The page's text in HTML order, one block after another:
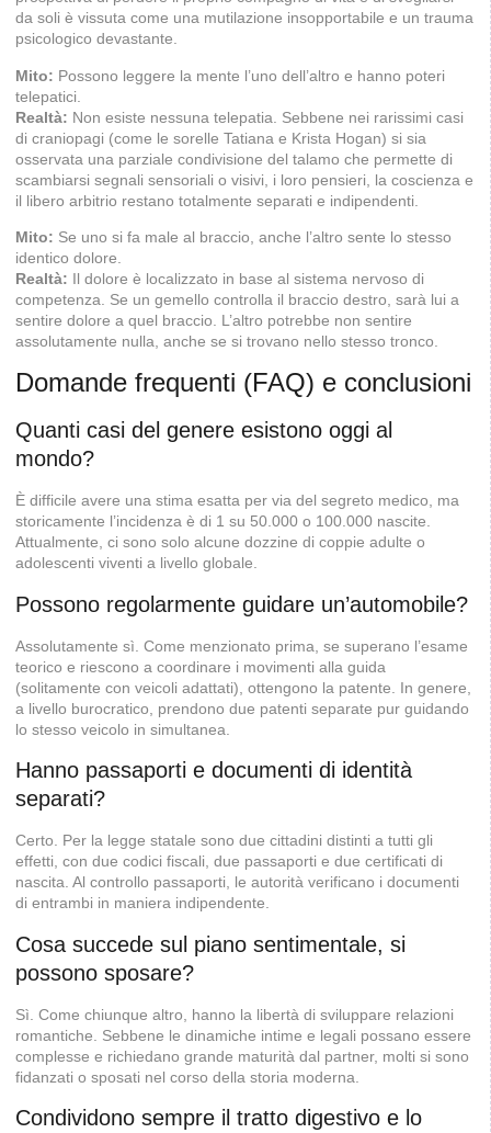
da soli è vissuta come una mutilazione insopportabile e un trauma
psicologico devastante.
Mito: Possono leggere la mente l’uno dell’altro e hanno poteri
telepatici.
Realtà: Non esiste nessuna telepatia. Sebbene nei rarissimi casi
di craniopagi (come le sorelle Tatiana e Krista Hogan) si sia
osservata una parziale condivisione del talamo che permette di
scambiarsi segnali sensoriali o visivi, i loro pensieri, la coscienza e
il libero arbitrio restano totalmente separati e indipendenti.
Mito: Se uno si fa male al braccio, anche l’altro sente lo stesso
identico dolore.
Realtà: Il dolore è localizzato in base al sistema nervoso di
competenza. Se un gemello controlla il braccio destro, sarà lui a
sentire dolore a quel braccio. L’altro potrebbe non sentire
assolutamente nulla, anche se si trovano nello stesso tronco.
Domande frequenti (FAQ) e conclusioni
Quanti casi del genere esistono oggi al
mondo?
È difficile avere una stima esatta per via del segreto medico, ma
storicamente l’incidenza è di 1 su 50.000 o 100.000 nascite.
Attualmente, ci sono solo alcune dozzine di coppie adulte o
adolescenti viventi a livello globale.
Possono regolarmente guidare un’automobile?
Assolutamente sì. Come menzionato prima, se superano l’esame
teorico e riescono a coordinare i movimenti alla guida
(solitamente con veicoli adattati), ottengono la patente. In genere,
a livello burocratico, prendono due patenti separate pur guidando
lo stesso veicolo in simultanea.
Hanno passaporti e documenti di identità
separati?
Certo. Per la legge statale sono due cittadini distinti a tutti gli
effetti, con due codici fiscali, due passaporti e due certificati di
nascita. Al controllo passaporti, le autorità verificano i documenti
di entrambi in maniera indipendente.
Cosa succede sul piano sentimentale, si
possono sposare?
Sì. Come chiunque altro, hanno la libertà di sviluppare relazioni
romantiche. Sebbene le dinamiche intime e legali possano essere
complesse e richiedano grande maturità dal partner, molti si sono
fidanzati o sposati nel corso della storia moderna.
Condividono sempre il tratto digestivo e lo